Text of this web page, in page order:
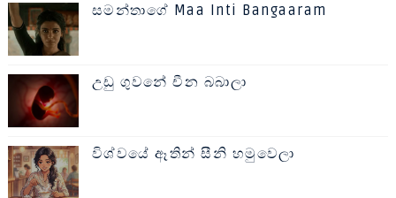
සමන්තාගේ Maa Inti Bangaaram
උඩු ගුවනේ චීන බබාලා
විශ්වයේ ඈතින් සීනි හමුවෙලා